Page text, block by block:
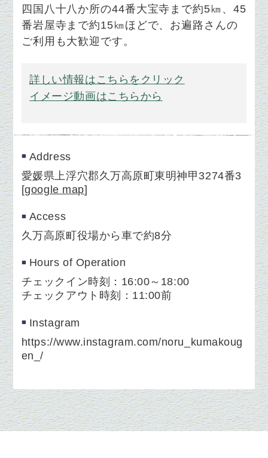
四国八十八か所の44番大宝寺まで約5㎞、45
番岩屋寺まで約15㎞ほどで、お遍路さんの
ご利用も大歓迎です。
詳しい情報はこちらをクリック
イメージ動画はこちらから
Address
愛媛県上浮穴郡久万高原町東明神甲3274番3
[google map]
Access
久万高原町役場から車で約8分
Hours of Operation
チェックイン時刻：16:00～18:00
チェックアウト時刻：11:00前
Instagram
https://www.instagram.com/noru_kumakoug
en_/